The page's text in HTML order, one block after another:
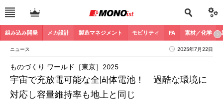
組み込み開発 メカ設計 製造マネジメント モビリティ FA 素材／化学
ニュース 2025年7月22日
宇宙で充放電可能な全固体電池！ 過酷な環境に
対応し容量維持率も地上と同じ
ものづくり ワールド［東京］2025